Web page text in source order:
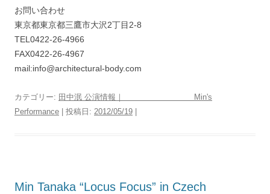
お問い合わせ
東京都東京都三鷹市大沢2丁目2-8
TEL0422-26-4966
FAX0422-26-4967
mail:info@architectural-body.com
カテゴリー: 田中泯 公演情報｜ Min's
Performance | 投稿日: 2012/05/19
Min Tanaka “Locus Focus” in Czech